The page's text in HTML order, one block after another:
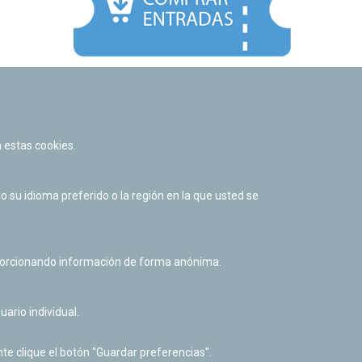
Política de cookies
Derecho de acceso a información pública
cookies.
su idioma preferido o la región en la que usted se
información de forma anónima.
individual.
clique el botón "Guardar preferencias".